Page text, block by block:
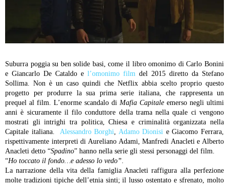
Suburra poggia su ben solide basi, come il libro omonimo di Carlo Bonini
e Giancarlo De Cataldo e l’omonimo film del 2015 diretto da Stefano
Sollima. Non è un caso quindi che Netflix abbia scelto proprio questo
progetto per produrre la sua prima serie italiana, che rappresenta un
prequel al film. L’enorme scandalo di Mafia Capitale emerso negli ultimi
anni è sicuramente il filo conduttore della trama nella quale ci vengono
mostrati gli intrighi tra politica, Chiesa e criminalità organizzata nella
Capitale italiana. Alessandro Borghi, Adamo Dionisi e Giacomo Ferrara,
rispettivamente interpreti di Aureliano Adami, Manfredi Anacleti e Alberto
Anacleti detto “Spadino” hanno nella serie gli stessi personaggi del film.
“Ho toccato il fondo…e adesso lo vedo”.
La narrazione della vita della famiglia Anacleti raffigura alla perfezione
molte tradizioni tipiche dell’etnia sinti; il lusso ostentato e sfrenato, molto